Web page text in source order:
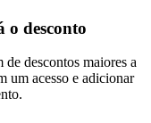
o desconto
descontos maiores a
um acesso e adicionar